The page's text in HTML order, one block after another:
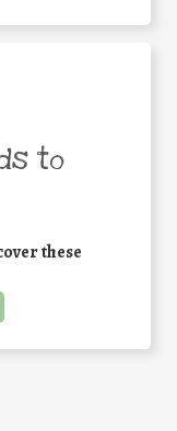
to
these